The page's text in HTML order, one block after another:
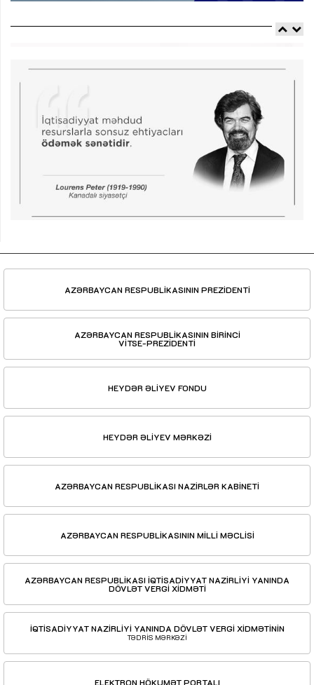
AZƏRBAYCAN RESPUBLİKASININ PREZİDENTİ
AZƏRBAYCAN RESPUBLİKASININ BİRİNCİ
VİTSE-PREZİDENTİ
HEYDƏR ƏLİYEV FONDU
HEYDƏR ƏLİYEV MƏRKƏZİ
AZƏRBAYCAN RESPUBLİKASI NAZİRLƏR KABİNETİ
AZƏRBAYCAN RESPUBLİKASININ MİLLİ MƏCLİSİ
AZƏRBAYCAN RESPUBLİKASI İQTİSADİYYAT NAZİRLİYİ YANINDA
DÖVLƏT VERGİ XİDMƏTİ
İQTİSADİYYAT NAZİRLİYİ YANINDA DÖVLƏT VERGİ XİDMƏTİNİN
TƏDRİS MƏRKƏZİ
ELEKTRON HÖKUMƏT PORTALI